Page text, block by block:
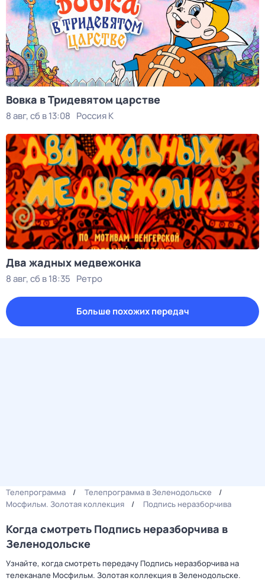
Вовка в Тридевятом царстве
8 авг, сб в 13:08 Россия К
Два жадных медвежонка
8 авг, сб в 18:35 Ретро
Больше похожих передач
Телепрограмма
Телепрограмма в Зеленодольске
Мосфильм. Золотая коллекция
Подпись неразборчива
Когда смотреть Подпись неразборчива в
Зеленодольске
Узнайте, когда смотреть передачу Подпись неразборчива на
телеканале Мосфильм. Золотая коллекция в Зеленодольске.